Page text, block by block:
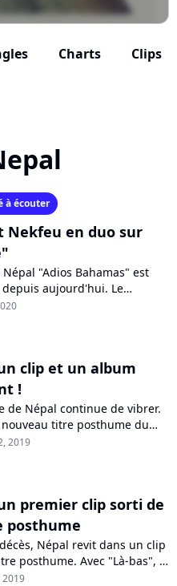
Charts Clips
à écouter
Nekfeu en duo sur
Népal "Adios Bahamas" est
aujourd'hui. Le
en novembre dernier, y
clip et un album
!
de Népal continue de vibrer.
titre posthume du
vient d'être dévoilé, un
2019
premier clip sorti de
posthume
Népal revit dans un clip
posthume. Avec "Là-bas", le
nous conte des tranches
2019